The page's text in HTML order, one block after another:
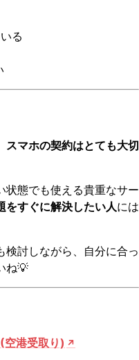
る
スマホの契約はとても大切
状態でも使える貴重なサー
をすぐに解決したい人には
検討しながら、自分に合っ
ね💡
空港受取り)